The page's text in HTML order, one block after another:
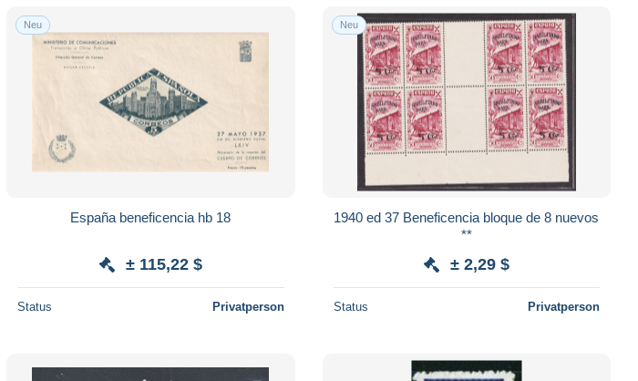
Neu
España beneficencia hb 18
± 115,22 $
Status Privatperson
Neu
1940 ed 37 Beneficencia bloque de 8 nuevos
**
± 2,29 $
Status Privatperson